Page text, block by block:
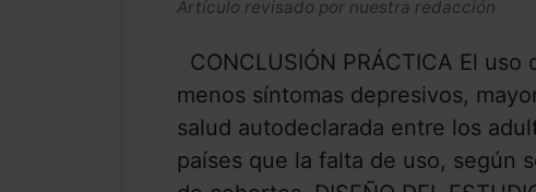
Artículo revisado por nuestra redacción
CONCLUSIÓN PRÁCTICA El
menos síntomas depresivos,
salud autodeclarada entre los
países que la falta de uso, según